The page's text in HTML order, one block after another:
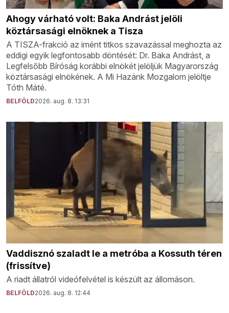
Ahogy várható volt: Baka Andrást jelöli
köztársasági elnöknek a Tisza
A TISZA-frakció az imént titkos szavazással meghozta az
eddigi egyik legfontosabb döntését: Dr. Baka Andrást, a
Legfelsőbb Bíróság korábbi elnökét jelöljük Magyarország
köztársasági elnökének. A Mi Hazánk Mozgalom jelöltje
Tóth Máté.
BELFÖLD2026. aug. 8. 13:31
Vaddisznó szaladt le a metróba a Kossuth téren
(frissítve)
A riadt állatról videófelvétel is készült az állomáson.
BELFÖLD2026. aug. 8. 12:44